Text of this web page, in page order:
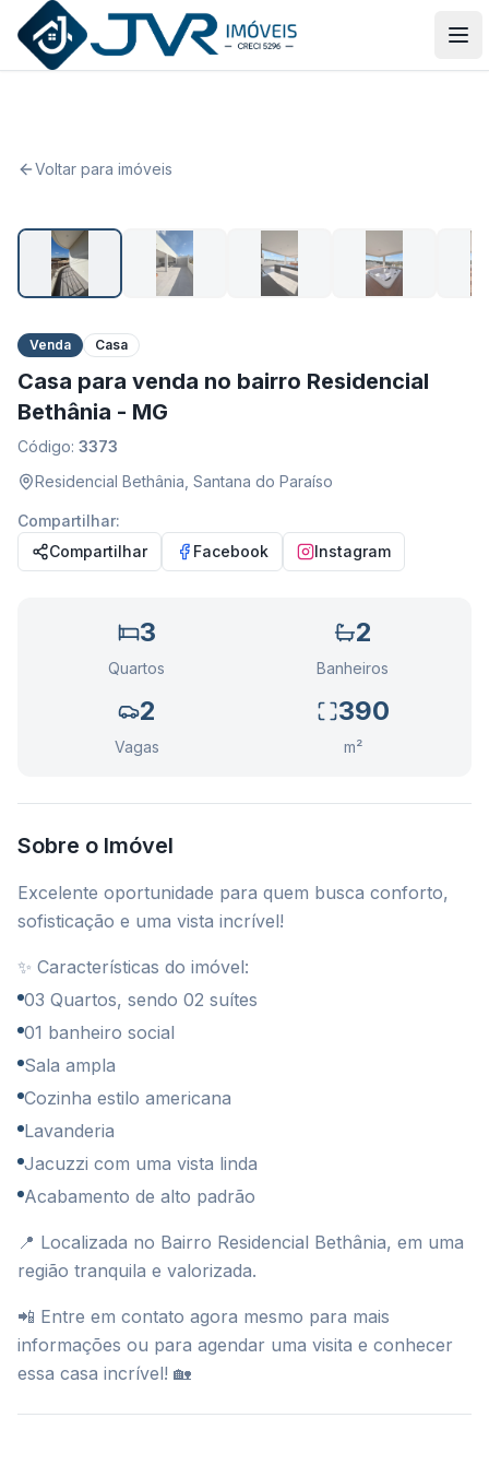
JVR Imóveis
Voltar para imóveis
Venda Casa
Casa para venda no bairro Residencial
Bethânia - MG
Código: 3373
Residencial Bethânia Santana do Paraíso
Compartilhar:
Compartilhar
Facebook Instagram
3
Quartos
2
Banheiros
2
Vagas
390
m²
Sobre o Imóvel
Excelente oportunidade para quem busca conforto,
sofisticação e uma vista incrível!
✨ Características do imóvel:
03 Quartos, sendo 02 suítes
01 banheiro social
Sala ampla
Cozinha estilo americana
Lavanderia
Jacuzzi com uma vista linda
Acabamento de alto padrão
📍 Localizada no Bairro Residencial Bethânia, em uma
região tranquila e valorizada.
📲 Entre em contato agora mesmo para mais
informações ou para agendar uma visita e conhecer
essa casa incrível! 🏡